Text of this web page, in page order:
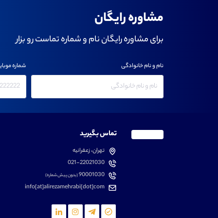
مشاوره رایگان
برای مشاوره رایگان نام و شماره تماست رو بزار
نام و نام خانوادگی شماره
تماس بگیرید
تهران، زعفرانیه
021-22021030
90001030(بدون پیش شماره)
info[at]alirezamehrabi[dot]com